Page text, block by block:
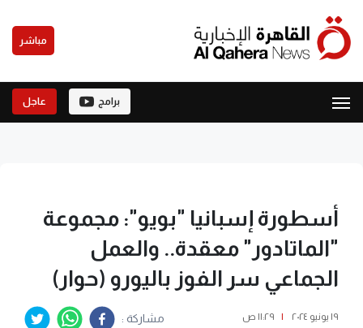
مباشر
برامج عاجل
أسطورة إسبانيا "بويو": مجموعة
"الماتادور" معقدة.. والعمل
الجماعي سر الفوز باليورو (حوار)
١٩ يونيو ٢٠٢٤ | ١١:٢٩ ص مشاركة :